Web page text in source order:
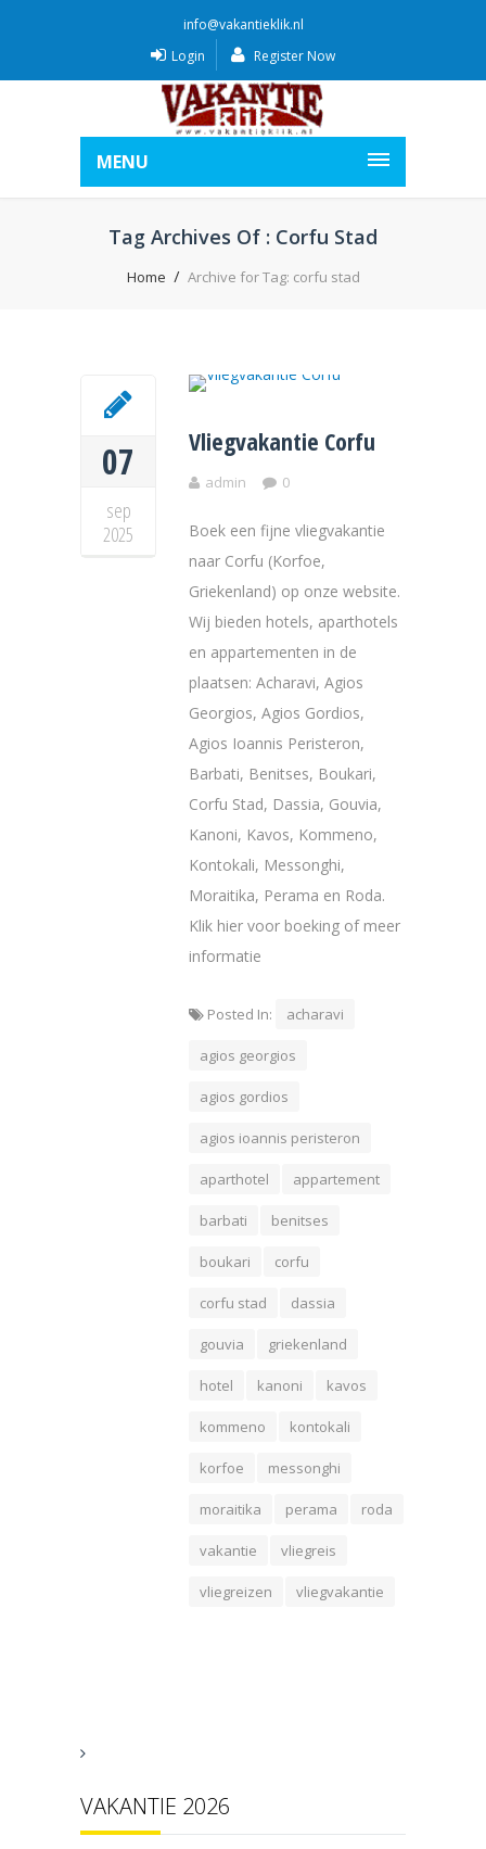
info@vakantieklik.nl
Login
Register Now
MENU
Tag Archives Of : Corfu Stad
Home Archive for Tag: corfu stad
07
sep
2025
Vliegvakantie Corfu
admin 0
Boek een fijne vliegvakantie
naar Corfu (Korfoe,
Griekenland) op onze website.
Wij bieden hotels, aparthotels
en appartementen in de
plaatsen: Acharavi, Agios
Georgios, Agios Gordios,
Agios Ioannis Peristeron,
Barbati, Benitses, Boukari,
Corfu Stad, Dassia, Gouvia,
Kanoni, Kavos, Kommeno,
Kontokali, Messonghi,
Moraitika, Perama en Roda.
Klik hier voor boeking of meer
informatie
Posted In: acharavi
agios georgios
agios gordios
agios ioannis peristeron
aparthotel appartement
barbati benitses
boukari corfu
corfu stad dassia
gouvia griekenland
hotel kanoni kavos
kommeno kontokali
korfoe messonghi
moraitika perama roda
vakantie vliegreis
vliegreizen vliegvakantie
VAKANTIE 2026